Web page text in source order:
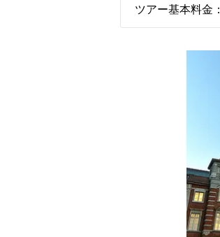
ツアー基本料金：